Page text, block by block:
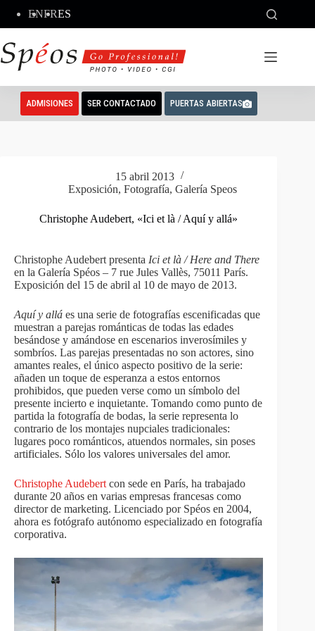
contenido
ENFRES
ADMISIONES SER CONTACTADO PUERTAS ABIERTAS
15 abril 2013
Exposición,Fotografía,Galería Speos
Christophe Audebert, «Ici et là / Aquí y allá»
Christophe Audebert presenta Ici et là / Here and There
en la Galería Spéos – 7 rue Jules Vallès, 75011 París.
Exposición del 15 de abril al 10 de mayo de 2013.
Aquí y allá es una serie de fotografías escenificadas que
muestran a parejas románticas de todas las edades
besándose y amándose en escenarios inverosímiles y
sombríos. Las parejas presentadas no son actores, sino
amantes reales, el único aspecto positivo de la serie:
añaden un toque de esperanza a estos entornos
prohibidos, que pueden verse como un símbolo del
presente incierto e inquietante. Tomando como punto de
partida la fotografía de bodas, la serie representa lo
contrario de los montajes nupciales tradicionales:
lugares poco románticos, atuendos normales, sin poses
artificiales. Sólo los valores universales del amor.
Christophe Audebert con sede en París, ha trabajado
durante 20 años en varias empresas francesas como
director de marketing. Licenciado por Spéos en 2004,
ahora es fotógrafo autónomo especializado en fotografía
corporativa.